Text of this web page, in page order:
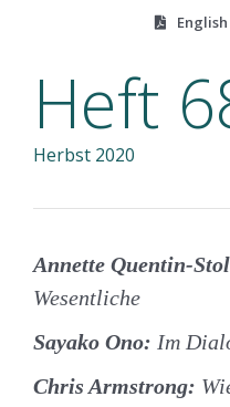
Heft
Herbst 2020
Annette Quentin-
Wesentliche
Sayako Ono: Im
Chris Armstrong: